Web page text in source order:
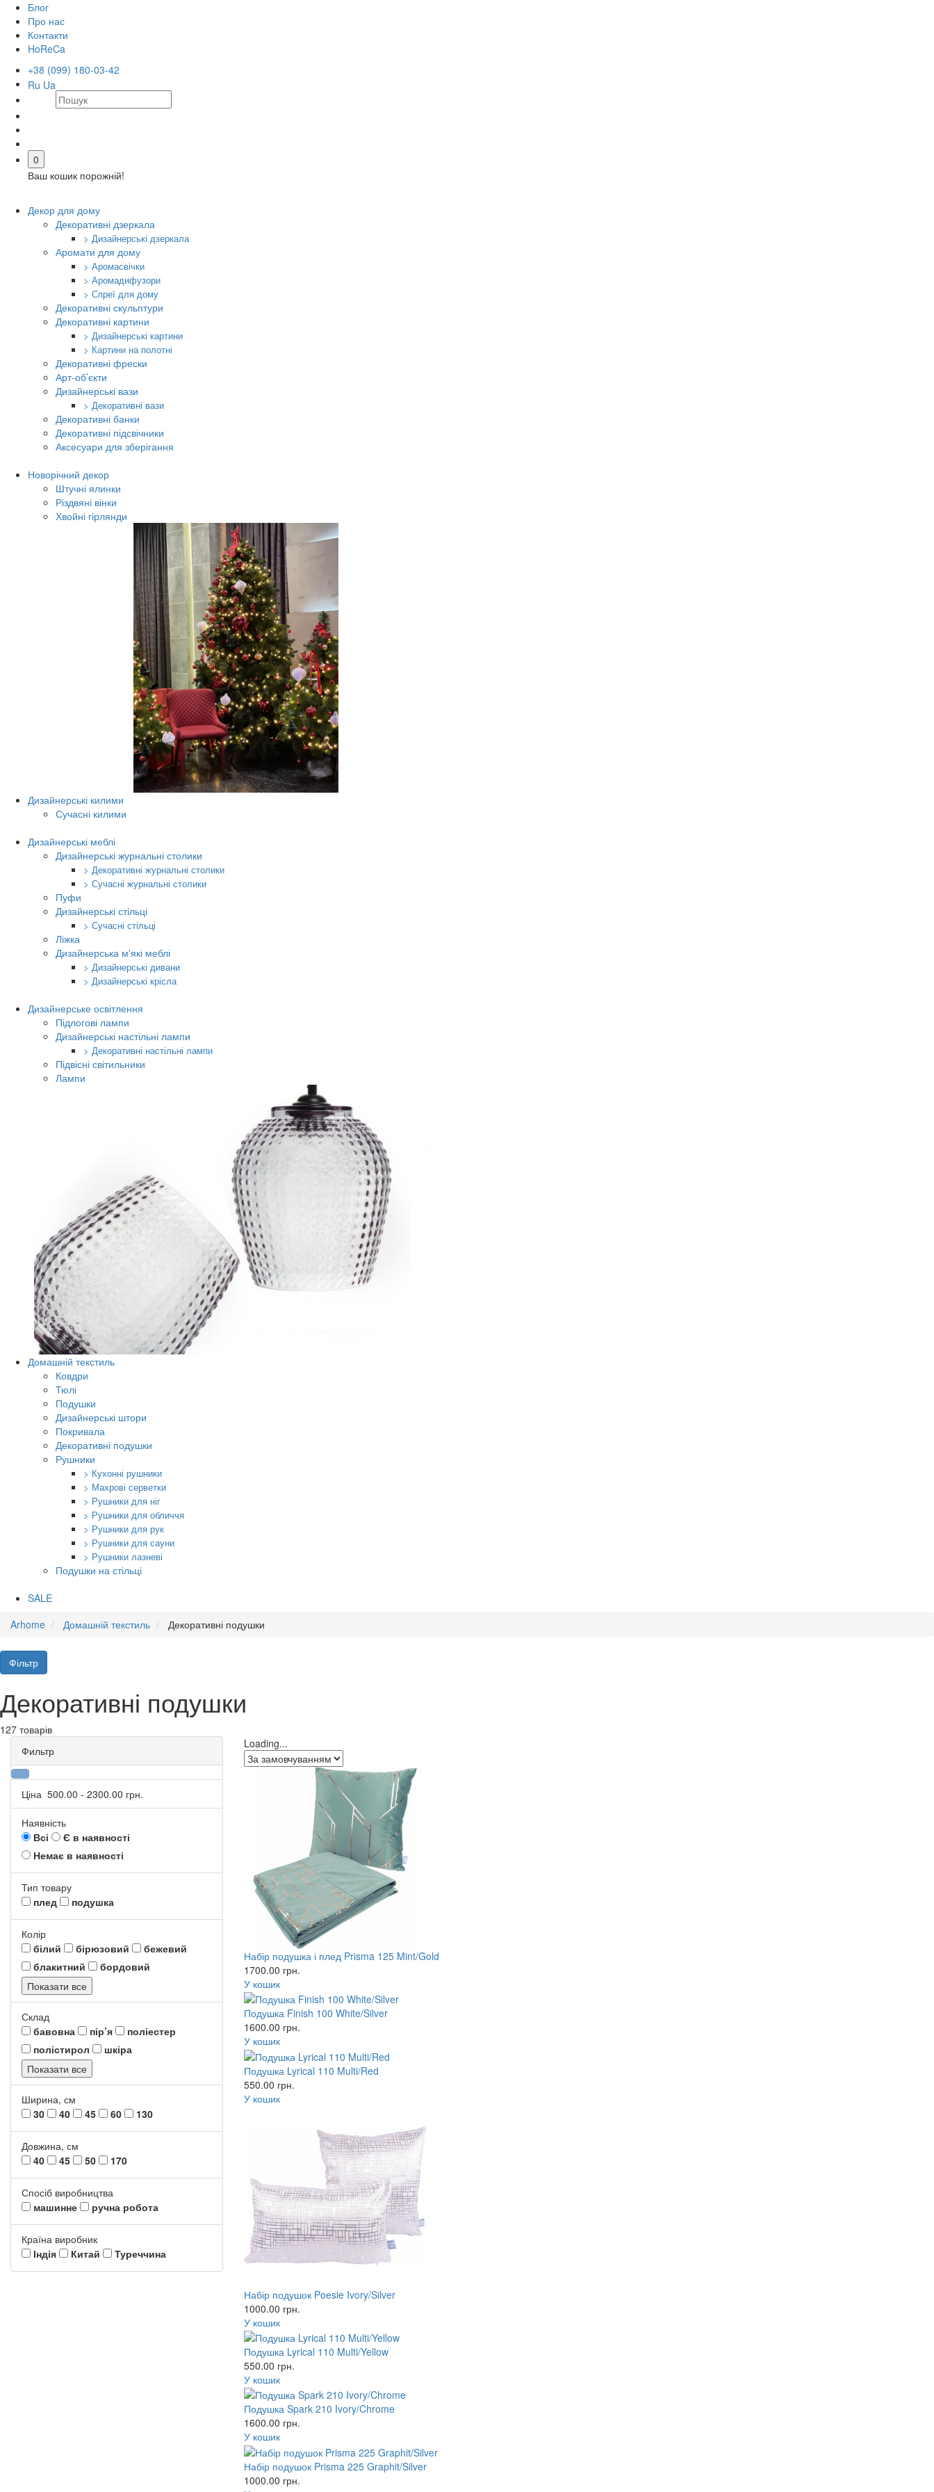
Блог
Про нас
Контакти
HoReCa
+38 (099) 180-03-42
Ru Ua
0
Ваш кошик порожній!
Декор для дому
Декоративні дзеркала
> Дизайнерські дзеркала
Аромати для дому
> Аромасвічки
> Аромадифузори
> Спреї для дому
Декоративні скульптури
Декоративні картини
> Дизайнерські картини
> Картини на полотні
Декоративні фрески
Арт-об’єкти
Дизайнерські вази
> Декоративні вази
Декоративні банки
Декоративні підсвічники
Аксесуари для зберігання
Новорічний декор
Штучні ялинки
Різдвяні вінки
Хвойні гірлянди
Дизайнерські килими
Сучасні килими
Дизайнерські меблі
Дизайнерські журнальні столики
> Декоративні журнальні столики
> Сучасні журнальні столики
Пуфи
Дизайнерські стільці
> Сучасні стільці
Ліжка
Дизайнерська м'які меблі
> Дизайнерські дивани
> Дизайнерські крісла
Дизайнерське освітлення
Підлогові лампи
Дизайнерські настільні лампи
> Декоративні настільні лампи
Підвісні світильники
Лампи
Домашній текстиль
Ковдри
Тюлі
Подушки
Дизайнерські штори
Покривала
Декоративні подушки
Рушники
> Кухонні рушники
> Махрові серветки
> Рушники для ніг
> Рушники для обличчя
> Рушники для рук
> Рушники для сауни
> Рушники лазневі
Подушки на стільці
SALE
Arhome
Домашній текстиль Декоративні подушки
Фільтр
Декоративні подушки
127 товарів
Фильтр
Ціна 500.00 - 2300.00 грн.
Наявність
Всі
Є в наявності
Немає в наявності
Тип товару
плед
подушка
Колір
білий
бірюзовий
бежевий
блакитний
бордовий
Показати все
Склад
бавовна
пір’я
поліестер
полістирол
шкіра
Показати все
Ширина, см
30
40 45 60 130
Довжина, см
40
45 50 170
Спосіб виробництва
машинне
ручна робота
Країна виробник
Індія
Китай Туреччина
Loading...
Набір подушка і плед Prisma 125 Mint/Gold
1700.00 грн.
У кошик
Подушка Finish 100 White/Silver
1600.00 грн.
У кошик
Подушка Lyrical 110 Multi/Red
550.00 грн.
У кошик
Набір подушок Poesie Ivory/Silver
1000.00 грн.
У кошик
Подушка Lyrical 110 Multi/Yellow
550.00 грн.
У кошик
Подушка Spark 210 Ivory/Chrome
1600.00 грн.
У кошик
Набір подушок Prisma 225 Graphit/Silver
1000.00 грн.